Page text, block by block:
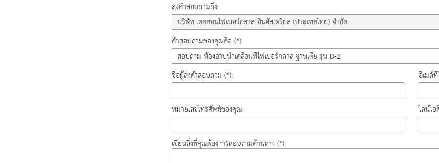
ส่งคำสอบถามถึง:
คำสอบถามของคุณคือ (*):
ชื่อผู้ส่งคำสอบถาม (*): อีเมล์
หมายเลขโทรศัพท์ของคุณ: ไลน์ไ
เขียนสิ่งที่คุณต้องการสอบถามด้านล่าง (*):